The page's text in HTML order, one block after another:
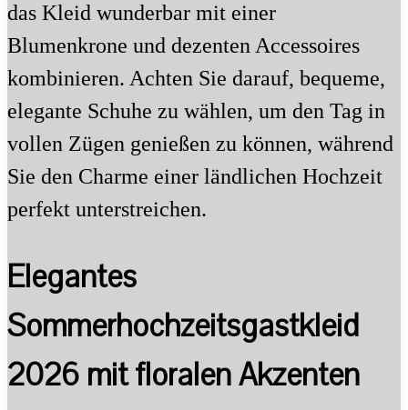
das Kleid wunderbar mit einer
Blumenkrone und dezenten Accessoires
kombinieren. Achten Sie darauf, bequeme,
elegante Schuhe zu wählen, um den Tag in
vollen Zügen genießen zu können, während
Sie den Charme einer ländlichen Hochzeit
perfekt unterstreichen.
Elegantes
Sommerhochzeitsgastkleid
2026 mit floralen Akzenten